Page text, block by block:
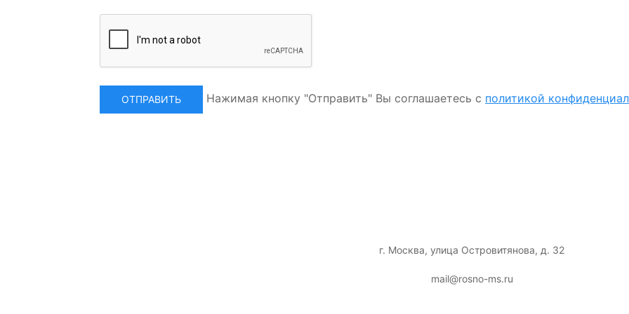
Нажимая кнопку "Отправить" Вы соглашаетесь с политикой
г. Москва, улица Островитянова, д. 32
mail@rosno-ms.ru